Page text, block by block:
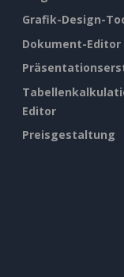
Grafik-Design-
Dokument-Editor
Editor
Preisgestaltung